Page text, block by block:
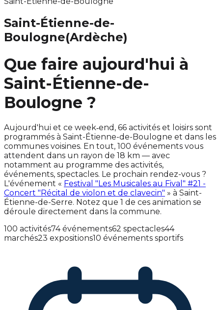
Saint-Étienne-de-
Boulogne(Ardèche)
Que faire aujourd'hui à
Saint-Étienne-de-
Boulogne ?
Aujourd'hui et ce week‑end, 66 activités et loisirs sont
programmés à Saint-Étienne-de-Boulogne et dans les
communes voisines. En tout, 100 événements vous
attendent dans un rayon de 18 km — avec
notamment au programme des activités,
événements, spectacles. Le prochain rendez-vous ?
L'événement « Festival "Les Musicales au Fival" #21 -
Concert "Récital de violon et de clavecin" » à Saint-
Étienne-de-Serre. Notez que 1 de ces animation se
déroule directement dans la commune.
100 activités74 événements62 spectacles44
marchés23 expositions10 événements sportifs